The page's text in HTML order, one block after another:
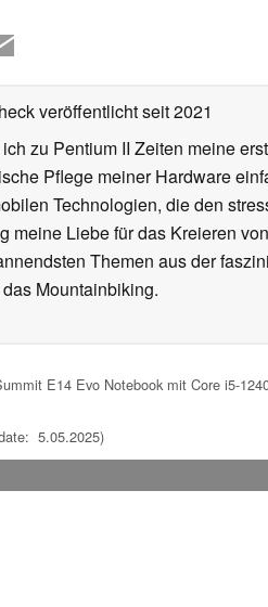
veröffentlichtseit 2021
zu Pentium II Zeiten meine
Pflege meiner Hardware
Technologien, die den
Liebe für das Kreieren
Themen aus der
Mountainbiking.
E14 Evo Notebook mit Core i5-
5.05.2025)